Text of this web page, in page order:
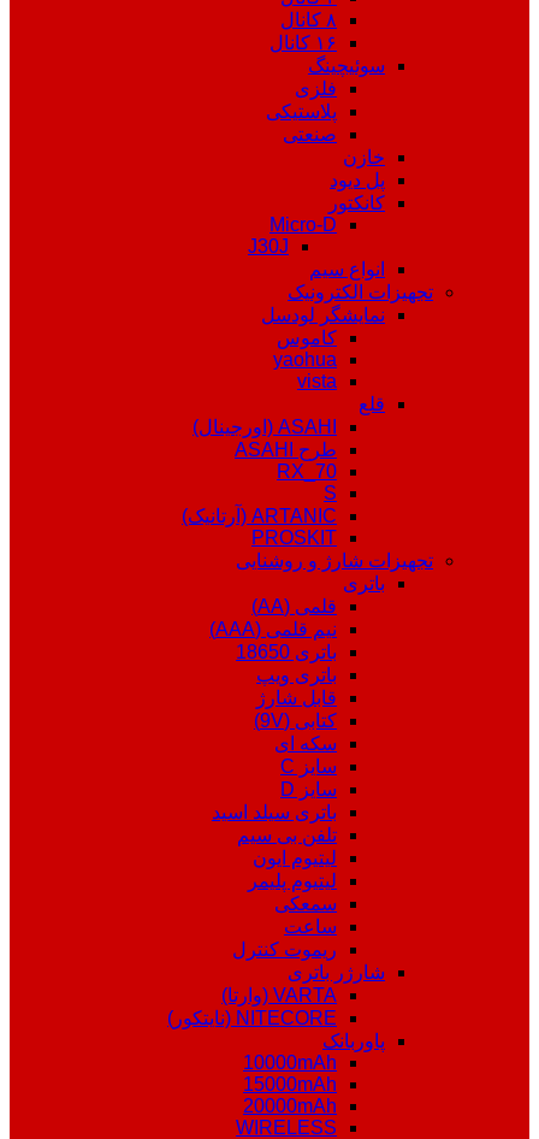
۸ کانال
۱۶ کانال
سوئیچینگ
فلزی
پلاستیکی
صنعتی
خازن
پل دیود
کانکتور
Micro-D
J30J
انواع سیم
تجهیزات الکترونیک
نمایشگر لودسل
کاموس
yaohua
vista
قلع
ASAHI (اورجینال)
طرح ASAHI
RX_70
S
ARTANIC (آرتانیک)
PROSKIT
تجهیزات شارژ و روشنایی
باتری
قلمی (AA)
نیم قلمی (AAA)
باتری 18650
باتری ویپ
قابل شارژ
کتابی (9V)
سکه ای
سایز C
سایز D
باتری سیلد اسید
تلفن بی سیم
لیتیوم ایون
لیتیوم پلیمر
سمعکی
ساعت
ریموت کنترل
شارژر باتری
VARTA (وارتا)
NITECORE (نایتکور)
پاوربانک
10000mAh
15000mAh
20000mAh
WIRELESS